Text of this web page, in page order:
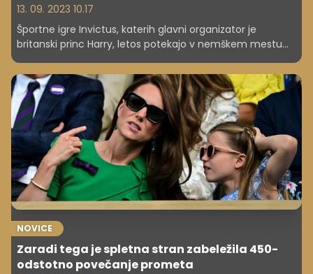
13. 09. 2023 10.17
Športne igre Invictus, katerih glavni organizator je
britanski princ Harry, letos potekajo v nemškem mestu
pa je v Evropo pripotovala tudi njegova soproga Meghan
Markle. In če je imela slednja na zadnjih igrah oblečene
modne kose v vrednosti 40.000 evrov, je tokrat pokazala
svojo skromnejšo plat in pred zbrano množico nastopila v
veliko cenejši različici.
NOVICE
Zaradi tega je spletna stran zabeležila 450-
odstotno povečanje prometa